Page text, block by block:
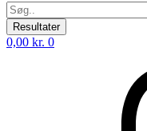
Search
...Resultater
0,00 kr. 0